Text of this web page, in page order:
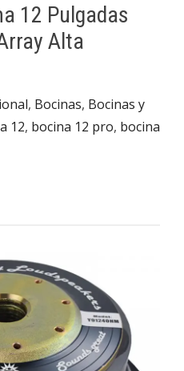
12 Pulgadas
Alta
, Bocinas, Bocinas y
12, bocina 12 pro, bocina